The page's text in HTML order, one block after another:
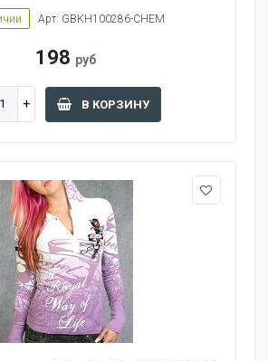
Арт: GBKH100286-CHEM
198 руб
В КОРЗИНУ